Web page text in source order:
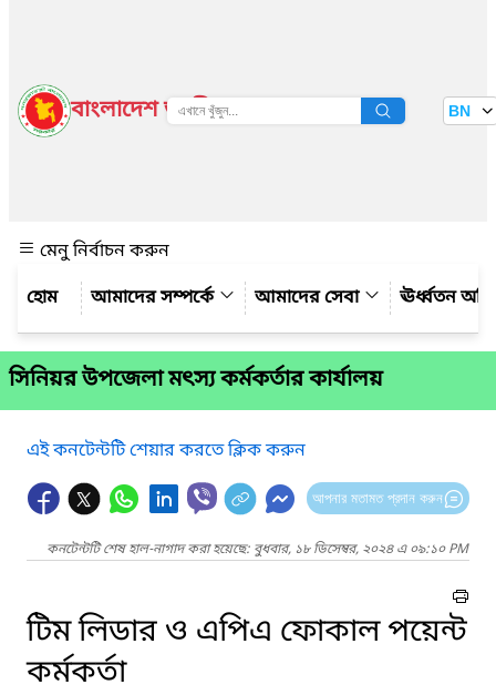
বাংলাদেশ জাতীয় তথ্য বাতায়ন BN
মেনু নির্বাচন করুন
আমাদের সম্পর্কে
আমাদের সেবা ঊর্ধ্বতন
সিনিয়র উপজেলা মৎস্য কর্মকর্তার কার্যালয়
এই কনটেন্টটি শেয়ার করতে ক্লিক করুন
আপনার মতামত প্রদান করুন
কনটেন্টটি শেষ হাল-নাগাদ করা হয়েছে: বুধবার, ১৮ ডিসেম্বর, ২০২৪ এ ০৯:১০ PM
টিম লিডার ও এপিএ ফোকাল পয়েন্ট
কর্মকর্তা